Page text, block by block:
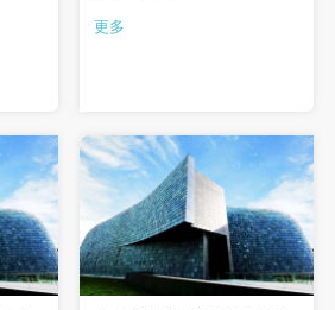
更多
快捷登录 帐号密码登录